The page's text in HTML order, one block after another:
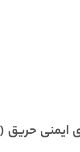
ایمنی حریق